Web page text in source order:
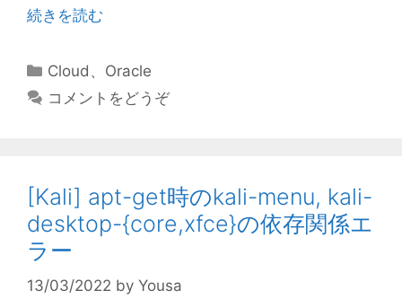
続きを読む
カ
テ
Cloud 、 Oracle
コメントをどうぞ
[Kali] apt-get時のkali-menu, kali-
desktop-{core,xfce}の依存関係エ
ラー
13/03/2022 by Yousa